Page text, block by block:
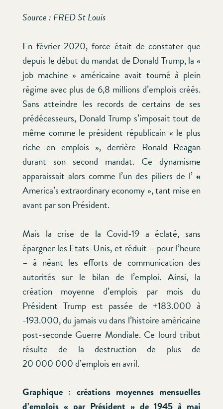
Source : FRED St Louis
En février 2020, force était de constater que
depuis le début du mandat de Donald Trump, la «
job machine » américaine avait tourné à plein
régime avec plus de 6,8 millions d’emplois créés.
Sans atteindre les records de certains de ses
prédécesseurs, Donald Trump s’imposait tout de
même comme le président républicain « le plus
riche en emplois », derrière Ronald Reagan
durant son second mandat. Ce dynamisme
apparaissait alors comme l’un des piliers de l’ «
America’s extraordinary economy », tant mise en
avant par son Président.
Mais la crise de la Covid-19 a éclaté, sans
épargner les Etats-Unis, et réduit – pour l’heure
– à néant les efforts de communication des
autorités sur le bilan de l’emploi. Ainsi, la
création moyenne d’emplois par mois du
Président Trump est passée de +183.000 à
-193.000, du jamais vu dans l’histoire américaine
post-seconde Guerre Mondiale. Ce lourd tribut
résulte de la destruction de plus de
20 000 000 d’emplois en avril.
Graphique : créations moyennes mensuelles